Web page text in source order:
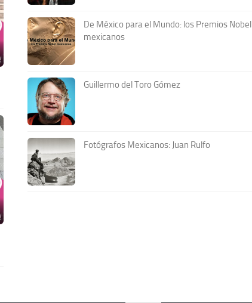
De México para el Mundo: los Premios Nobel
mexicanos
Guillermo del Toro Gómez
Fotógrafos Mexicanos: Juan Rulfo